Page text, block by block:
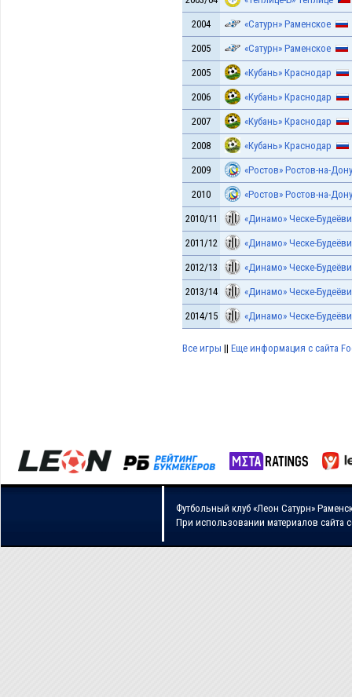
2004 «Сатурн» Раменское
2005 «Сатурн» Раменское
2005 «Кубань» Краснодар
2006 «Кубань» Краснодар
2007 «Кубань» Краснодар
2008 «Кубань» Краснодар
2009 «Ростов» Ростов-на-
2010 «Ростов» Ростов-на-
2010/11 «Динамо» Ческе-
2011/12 «Динамо» Ческе-
2012/13 «Динамо» Ческе-
2013/14 «Динамо» Ческе-
2014/15 «Динамо» Ческе-
Все игры || Еще информация с сайта
Футбольный клуб «Леон Сатурн»
При использовании материалов сайта